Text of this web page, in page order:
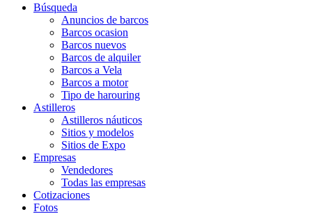
Búsqueda
Anuncios de barcos
Barcos ocasion
Barcos nuevos
Barcos de alquiler
Barcos a Vela
Barcos a motor
Tipo de harouring
Astilleros
Astilleros náuticos
Sitios y modelos
Sitios de Expo
Empresas
Vendedores
Todas las empresas
Cotizaciones
Fotos